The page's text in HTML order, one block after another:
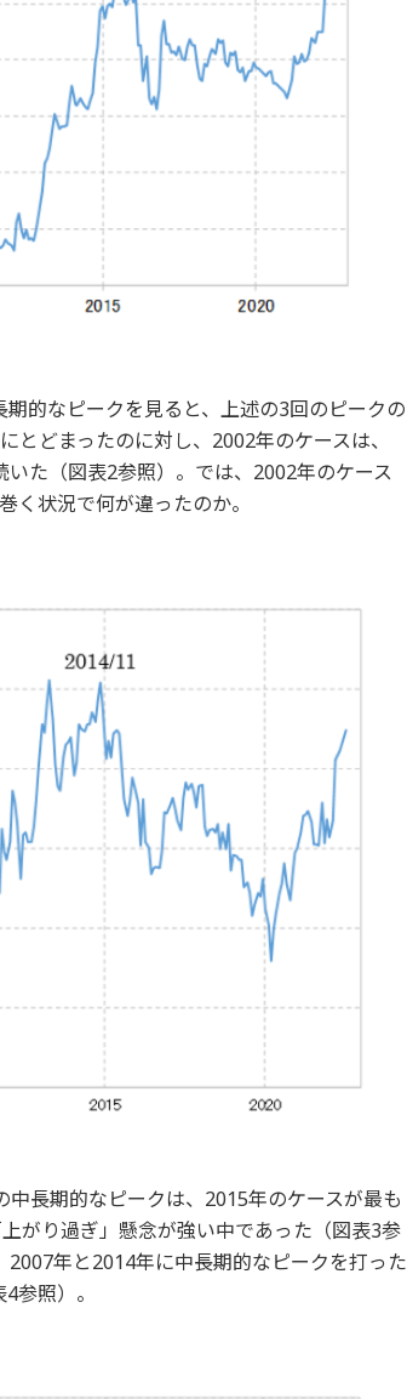
的なピークを見ると、上述の3回のピークの
どまったのに対し、2002年のケースは、
た（図表2参照）。では、2002年のケース
く状況で何が違ったのか。
長期的なピークは、2015年のケースが最も
がり過ぎ」懸念が強い中であった（図表3参
年と2014年に中長期的なピークを打った
参照）。